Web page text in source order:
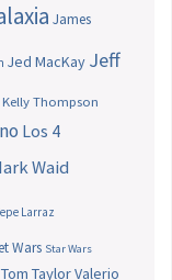
James
Jed MacKay Jeff
Kelly Thompson
Los 4
Waid
Larraz
Wars Star Wars
Tom TaylorValerio